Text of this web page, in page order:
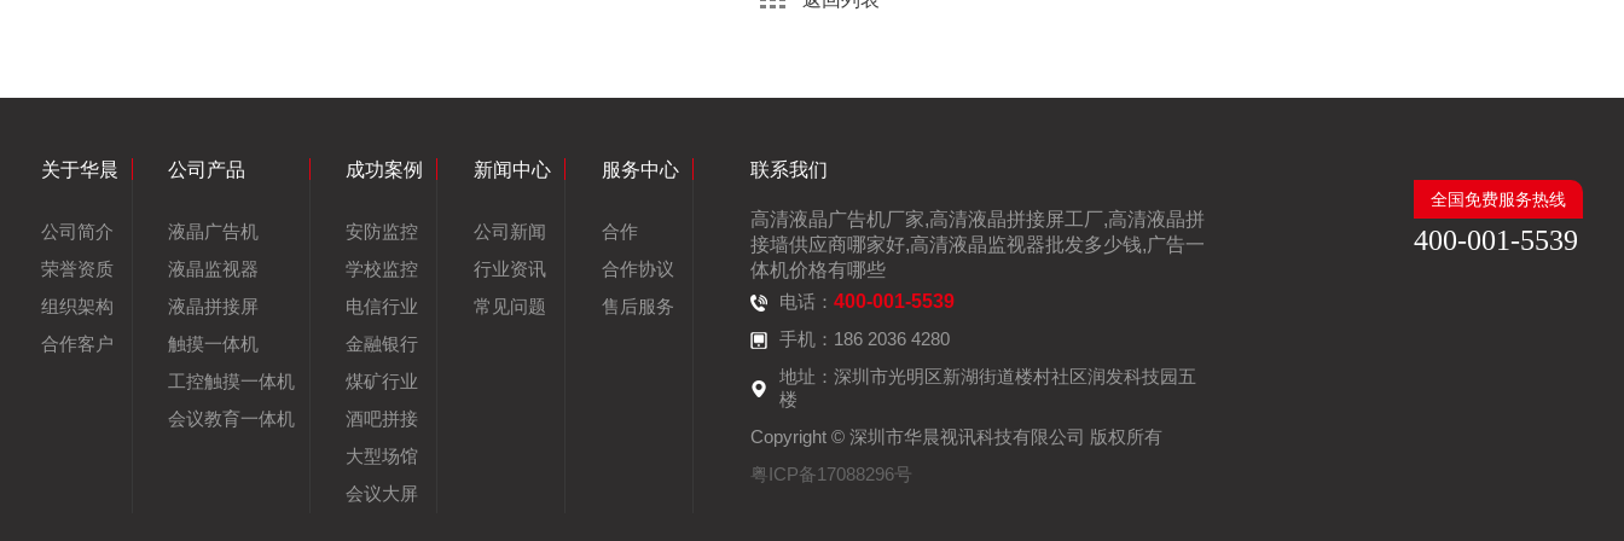
关于华晨
公司简介
荣誉资质
组织架构
合作客户
公司产品
液晶广告机
液晶监视器
液晶拼接屏
触摸一体机
工控触摸一体机
会议教育一体机
成功案例
安防监控
学校监控
电信行业
金融银行
煤矿行业
酒吧拼接
大型场馆
会议大屏
新闻中心
公司新闻
行业资讯
常见问题
服务中心
合作
合作协议
售后服务
联系我们
高清液晶广告机厂家,高清液晶拼接屏工厂,高清液晶拼
接墙供应商哪家好,高清液晶监视器批发多少钱,广告一
体机价格有哪些
电话： 400-001-5539
手机：186 2036 4280
地址：深圳市光明区新湖街道楼村社区润发科技园五
楼
Copyright © 深圳市华晨视讯科技有限公司 版权所有
粤ICP备17088296号
全国免费服务热线
400-001-5539